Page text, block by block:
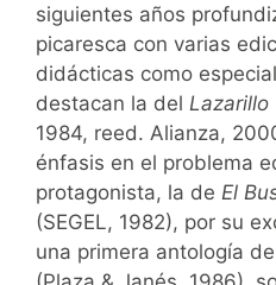
siguientes años
picaresca con varias
didácticas como
destacan la del Lazarillo
1984, reed. Alianza,
énfasis en el problema
protagonista, la de El
(SEGEL, 1982), por su
una primera antología de